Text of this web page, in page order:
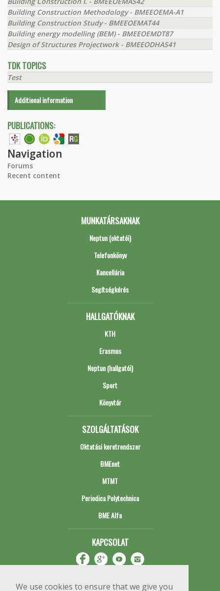
We use cookies to ensure that we give you
Building Construction Methodology - BMEEOEMA-A1
Building Construction Study - BMEEOEMAT44
Building energy modelling (BEM) - BMEEOEMDT87
Design of Structures Projectwork - BMEEODHAS41
TDK TOPICS
Test
Additional information
PUBLICATIONS:
Navigation
Forums
Recent content
MUNKATÁRSAKNAK
Neptun (oktatói)
Telefonkönyv
Kancellária
Segítségkérés
HALLGATÓKNAK
KTH
Erasmus
Neptun (hallgatói)
Sport
Könyvtár
SZOLGÁLTATÁSOK
Oktatási keretrendszer
BMEnet
MTMT
Periodica Polytechnica
BME Alfa
KAPCSOLAT